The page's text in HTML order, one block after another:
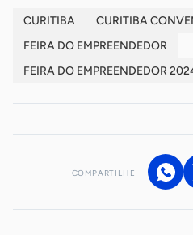
CURITIBA
CURITIBA
FEIRA DO EMPREENDEDOR
FEIRA DO EMPREENDEDOR
COMPARTILHE